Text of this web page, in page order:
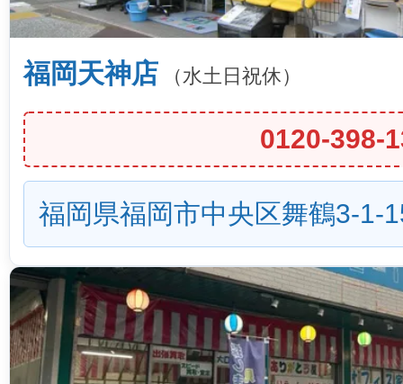
福岡天神店 （水土日祝休）
0120-398-
福岡県福岡市中央区舞鶴3-1-